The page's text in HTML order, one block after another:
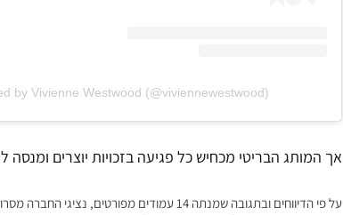
by Vivienne Westwood (@viviennewestwood)
אך המותג הבריטי מכחיש כל פגיעה בזכויות יוצרים
על פי הדיווחים ובתגובה שמנתה 14 עמודים